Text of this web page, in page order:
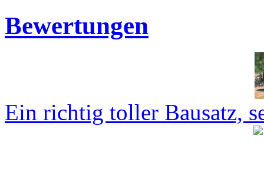
Bewertungen
Ein richtig toller Bausatz,